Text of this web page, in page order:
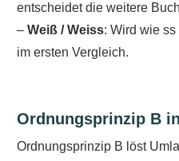
entscheidet die weitere
– Weiß / Weiss: Wird wie
im ersten Vergleich.
Ordnungsprinzip B
Ordnungsprinzip B löst